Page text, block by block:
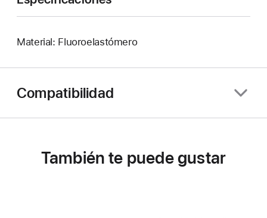
Material: Fluoroelastómero
Compatibilidad
También te puede gustar